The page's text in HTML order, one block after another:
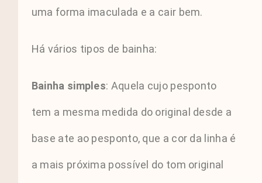
uma forma imaculada e a cair bem.
Há vários tipos de bainha:
Bainha simples: Aquela cujo pesponto
tem a mesma medida do original desde a
base ate ao pesponto, que a cor da linha é
a mais próxima possível do tom original